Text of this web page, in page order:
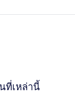
ที่เหล่านี้